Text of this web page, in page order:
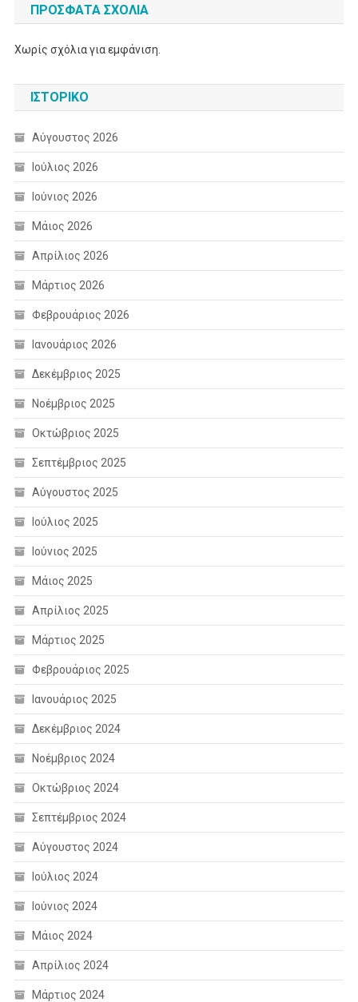
ΠΡΌΣΦΑΤΑ ΣΧΌΛΙΑ
Χωρίς σχόλια για εμφάνιση.
ΙΣΤΟΡΙΚΌ
Αύγουστος 2026
Ιούλιος 2026
Ιούνιος 2026
Μάιος 2026
Απρίλιος 2026
Μάρτιος 2026
Φεβρουάριος 2026
Ιανουάριος 2026
Δεκέμβριος 2025
Νοέμβριος 2025
Οκτώβριος 2025
Σεπτέμβριος 2025
Αύγουστος 2025
Ιούλιος 2025
Ιούνιος 2025
Μάιος 2025
Απρίλιος 2025
Μάρτιος 2025
Φεβρουάριος 2025
Ιανουάριος 2025
Δεκέμβριος 2024
Νοέμβριος 2024
Οκτώβριος 2024
Σεπτέμβριος 2024
Αύγουστος 2024
Ιούλιος 2024
Ιούνιος 2024
Μάιος 2024
Απρίλιος 2024
Μάρτιος 2024